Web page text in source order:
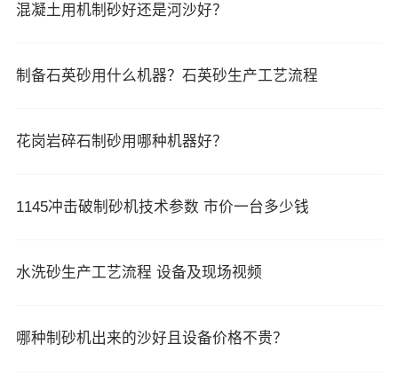
混凝土用机制砂好还是河沙好？
制备石英砂用什么机器？石英砂生产工艺流程
花岗岩碎石制砂用哪种机器好？
1145冲击破制砂机技术参数 市价一台多少钱
水洗砂生产工艺流程 设备及现场视频
哪种制砂机出来的沙好且设备价格不贵？